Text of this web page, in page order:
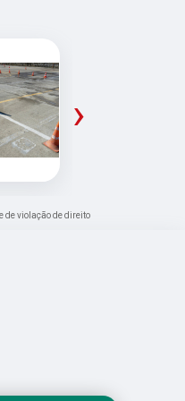
›
de violação de direito